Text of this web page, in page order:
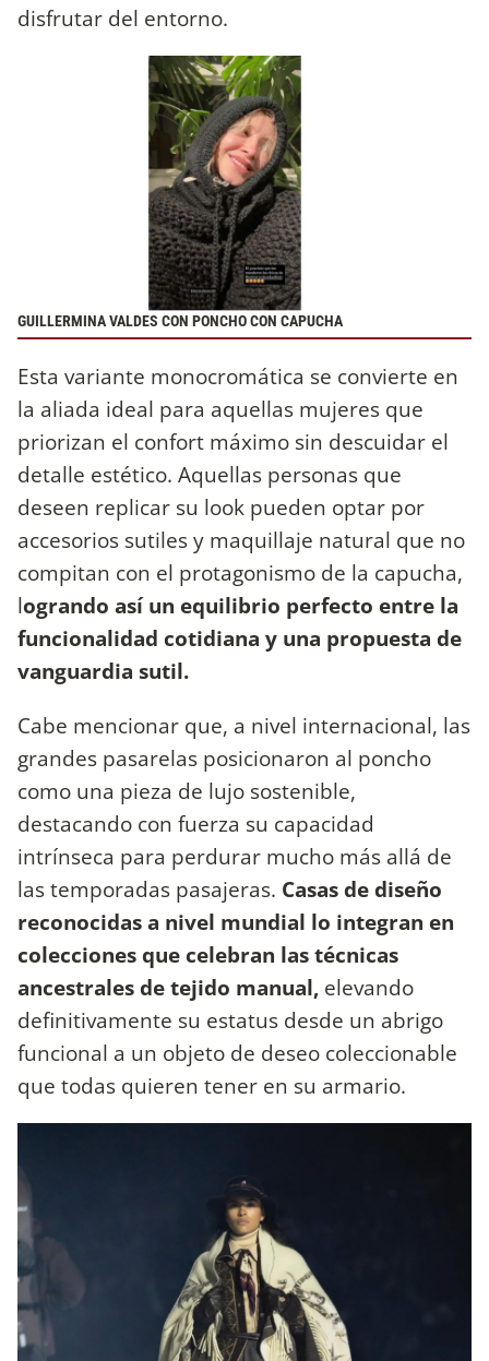
disfrutar del entorno.
GUILLERMINA VALDES CON PONCHO CON CAPUCHA
Esta variante monocromática se convierte en
la aliada ideal para aquellas mujeres que
priorizan el confort máximo sin descuidar el
detalle estético. Aquellas personas que
deseen replicar su look pueden optar por
accesorios sutiles y maquillaje natural que no
compitan con el protagonismo de la capucha,
logrando así un equilibrio perfecto entre la
funcionalidad cotidiana y una propuesta de
vanguardia sutil.
Cabe mencionar que, a nivel internacional, las
grandes pasarelas posicionaron al poncho
como una pieza de lujo sostenible,
destacando con fuerza su capacidad
intrínseca para perdurar mucho más allá de
las temporadas pasajeras. Casas de diseño
reconocidas a nivel mundial lo integran en
colecciones que celebran las técnicas
ancestrales de tejido manual, elevando
definitivamente su estatus desde un abrigo
funcional a un objeto de deseo coleccionable
que todas quieren tener en su armario.